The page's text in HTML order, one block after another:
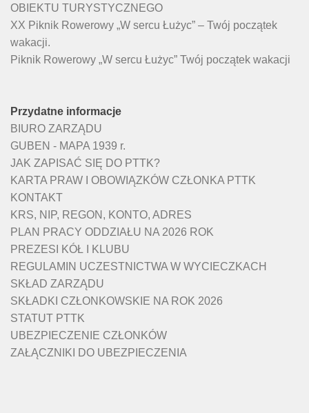
OBIEKTU TURYSTYCZNEGO
XX Piknik Rowerowy „W sercu Łużyc” – Twój początek
wakacji.
Piknik Rowerowy „W sercu Łużyc” Twój początek wakacji
Przydatne informacje
BIURO ZARZĄDU
GUBEN - MAPA 1939 r.
JAK ZAPISAĆ SIĘ DO PTTK?
KARTA PRAW I OBOWIĄZKÓW CZŁONKA PTTK
KONTAKT
KRS, NIP, REGON, KONTO, ADRES
PLAN PRACY ODDZIAŁU NA 2026 ROK
PREZESI KÓŁ I KLUBU
REGULAMIN UCZESTNICTWA W WYCIECZKACH
SKŁAD ZARZĄDU
SKŁADKI CZŁONKOWSKIE NA ROK 2026
STATUT PTTK
UBEZPIECZENIE CZŁONKÓW
ZAŁĄCZNIKI DO UBEZPIECZENIA